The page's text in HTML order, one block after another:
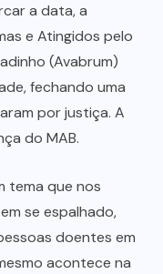
a data, a
e Atingidos pelo
(Avabrum)
fechando uma
por justiça. A
do MAB.
tema que nos
se espalhado,
doentes em
acontece na